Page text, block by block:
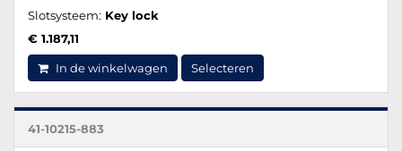
Slotsysteem: Key lock
€ 1.187,11
In de winkelwagen Selecteren
41-10215-883